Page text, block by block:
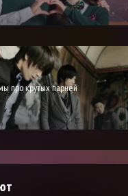
про крутых парней